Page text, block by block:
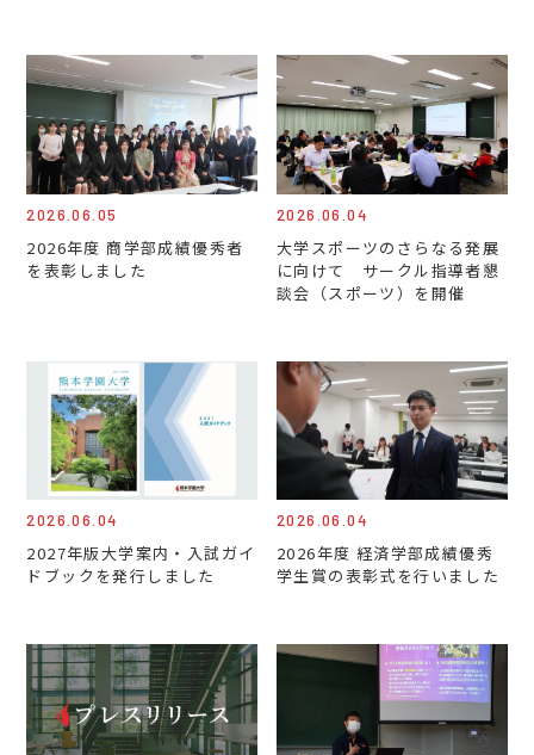
2026.06.05
2026年度 商学部成績優秀者
を表彰しました
2026.06.04
大学スポーツのさらなる発展
に向けて サークル指導者懇
談会（スポーツ）を開催
2026.06.04
2027年版大学案内・入試ガイ
ドブックを発行しました
2026.06.04
2026年度 経済学部成績優秀
学生賞の表彰式を行いました